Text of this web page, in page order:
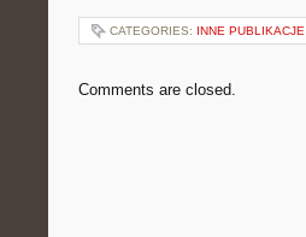
CATEGORIES: INNE PUBLIKACJE
Comments are closed.